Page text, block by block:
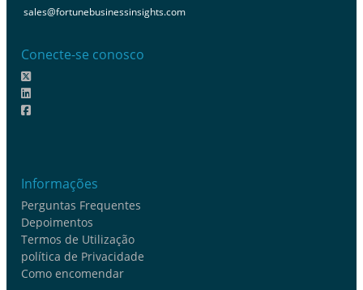
sales@fortunebusinessinsights.com
Conecte-se conosco
Informações
Perguntas Frequentes
Depoimentos
Termos de Utilização
política de Privacidade
Como encomendar